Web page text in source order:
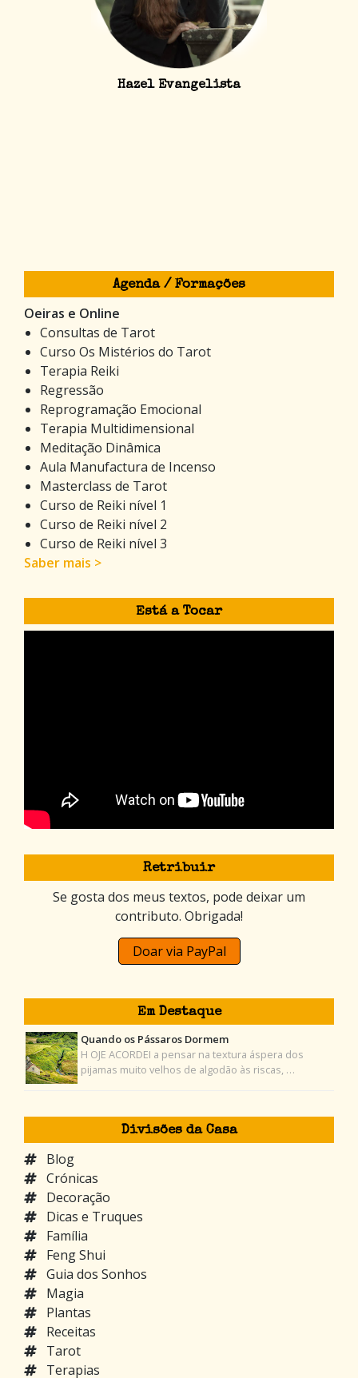
Hazel Evangelista
Agenda / Formações
Oeiras e Online
Consultas de Tarot
Curso Os Mistérios do Tarot
Terapia Reiki
Regressão
Reprogramação Emocional
Terapia Multidimensional
Meditação Dinâmica
Aula Manufactura de Incenso
Masterclass de Tarot
Curso de Reiki nível 1
Curso de Reiki nível 2
Curso de Reiki nível 3
Saber mais >
Está a Tocar
Retribuir
Se gosta dos meus textos, pode deixar um
contributo. Obrigada!
Doar via PayPal
Em Destaque
Quando os Pássaros Dormem
H OJE ACORDEI a pensar na textura áspera dos
pijamas muito velhos de algodão às riscas, …
Divisões da Casa
Blog
Crónicas
Decoração
Dicas e Truques
Família
Feng Shui
Guia dos Sonhos
Magia
Plantas
Receitas
Tarot
Terapias